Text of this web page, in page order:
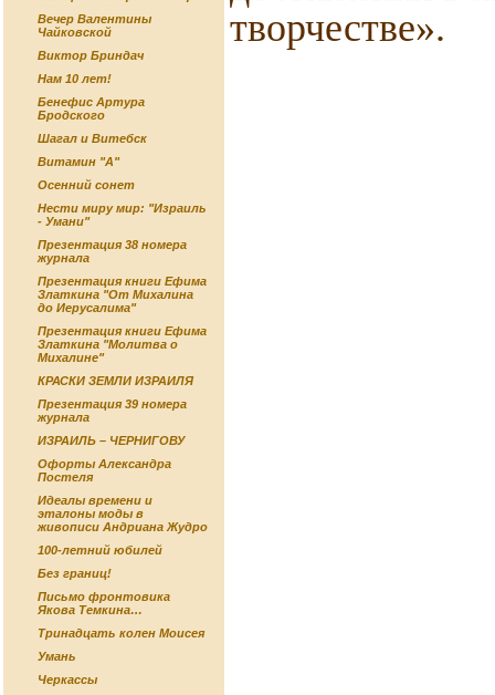
Вечер Валентины
Чайковской
Виктор Бриндач
Нам 10 лет!
Бенефис Артура
Бродского
Шагал и Витебск
Витамин "А"
Осенний сонет
Нести миру мир: "Израиль
- Умани"
Презентация 38 номера
журнала
Презентация книги Ефима
Златкина "От Михалина
до Иерусалима"
Презентация книги Ефима
Златкина "Молитва о
Михалине"
КРАСКИ ЗЕМЛИ ИЗРАИЛЯ
Презентация 39 номера
журнала
ИЗРАИЛЬ – ЧЕРНИГОВУ
Офорты Александра
Постеля
Идеалы времени и
эталоны моды в
живописи Андриана Жудро
100-летний юбилей
Без границ!
Письмо фронтовика
Якова Темкина…
Тринадцать колен Моисея
Умань
Черкассы
творчестве».